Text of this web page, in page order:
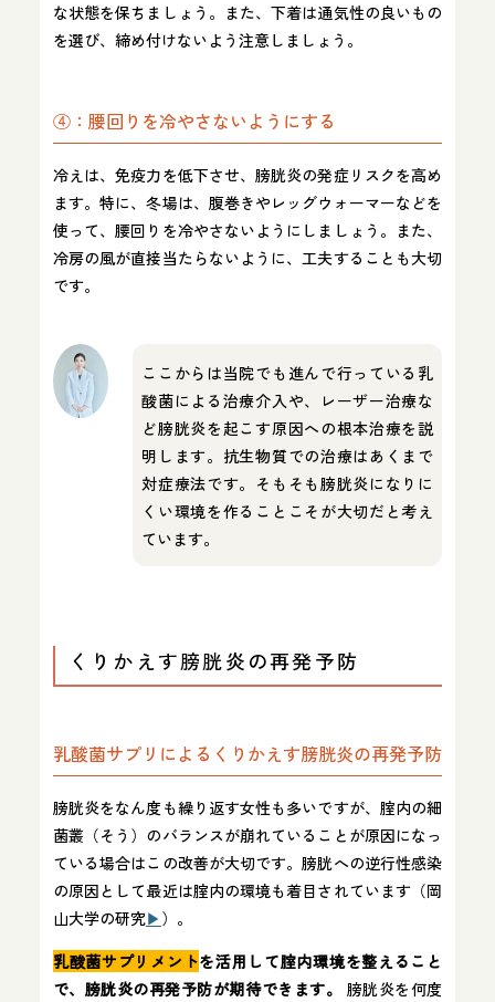
な状態を保ちましょう。また、下着は通気性の良いもの
を選び、締め付けないよう注意しましょう。
④：腰回りを冷やさないようにする
冷えは、免疫力を低下させ、膀胱炎の発症リスクを高め
ます。特に、冬場は、腹巻きやレッグウォーマーなどを
使って、腰回りを冷やさないようにしましょう。また、
冷房の風が直接当たらないように、工夫することも大切
です。
ここからは当院でも進んで行っている乳
酸菌による治療介入や、レーザー治療な
ど膀胱炎を起こす原因への根本治療を説
明します。抗生物質での治療はあくまで
対症療法です。そもそも膀胱炎になりに
くい環境を作ることこそが大切だと考え
ています。
くりかえす膀胱炎の再発予防
乳酸菌サプリによるくりかえす膀胱炎の再発予防
膀胱炎をなん度も繰り返す女性も多いですが、腟内の細
菌叢（そう）のバランスが崩れていることが原因になっ
ている場合はこの改善が大切です。膀胱への逆行性感染
の原因として最近は腟内の環境も着目されています（岡
山大学の研究▶︎ ）。
乳酸菌サプリメントを活用して腟内環境を整えること
で、膀胱炎の再発予防が期待できます。
膀胱炎を何度